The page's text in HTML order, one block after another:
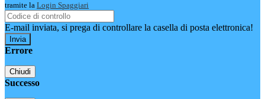
tramite la Login Spaggiari
E-mail inviata, si prega di controllare la casella di posta elettronica!
Errore
Chiudi
Successo